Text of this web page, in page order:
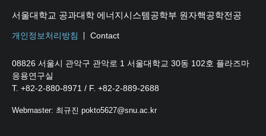
서울대학교 공과대학 에너지시스템공학부 원자핵공학전공
개인정보처리방침 Contact
08826 서울시 관악구 관악로 1 서울대학교 30동 102호 플라즈마
응용연구실
T. +82-2-880-8971 / F. +82-2-889-2688
Webmaster: 최규진 pokto5627@snu.ac.kr